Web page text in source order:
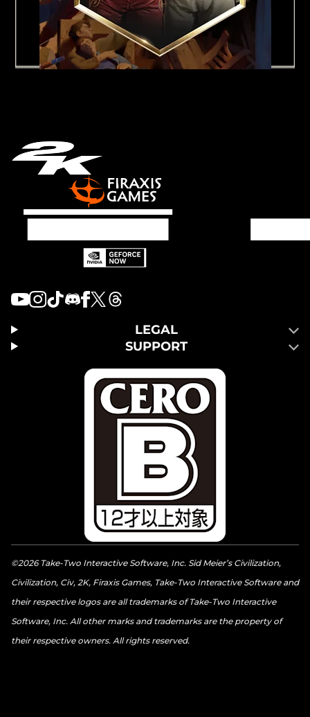
LEGAL
SUPPORT
©2026 Take-Two Interactive Software, Inc. Sid Meier’s Civilization,
Civilization, Civ, 2K, Firaxis Games, Take-Two Interactive Software and
their respective logos are all trademarks of Take-Two Interactive
Software, Inc. All other marks and trademarks are the property of
their respective owners. All rights reserved.